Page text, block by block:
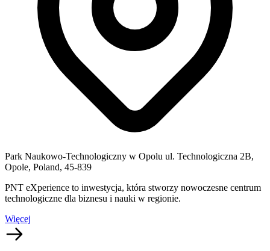
Park Naukowo-Technologiczny w Opolu ul. Technologiczna 2B,
Opole, Poland, 45-839
PNT eXperience to inwestycja, która stworzy nowoczesne centrum
technologiczne dla biznesu i nauki w regionie.
Więcej